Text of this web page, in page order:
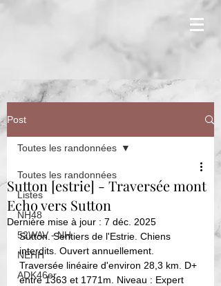
Post
Toutes les randonnées
Listes
NH48
52WAV - NH
NEHH
ADK46er
Toutes les randonnées
Sutton [estrie] - Traversée mont
Echo vers Sutton
Dernière mise à jour : 7 déc. 2025
Sutton. Sentiers de l'Estrie. Chiens
interdits. Ouvert annuellement.
Traversée linéaire d'environ 28,3 km. D+
entre 1363 et 1771m. Niveau : Expert